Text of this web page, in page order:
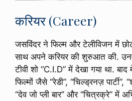
करियर (Career)
जसविंदर ने फिल्म और टेलीविजन में
साथ अपने करियर की शुरुआत की.
टीवी शो “C.I.D” में देखा गया था.
फिल्मों जैसे “रेडी”, “चिल्ड्रनज़
“देव जो प्ली बार” और “चित्रक्रे” में